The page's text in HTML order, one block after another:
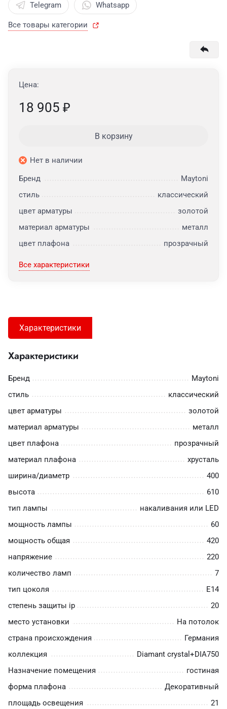
Telegram Whatsapp
Все товары категории
Цена:
18 905 ₽
В корзину
Нет в наличии
Бренд
Maytoni
стиль
классический
цвет арматуры
золотой
материал арматуры
металл
цвет плафона
прозрачный
Все характеристики
Характеристики
Характеристики
Бренд
Maytoni
стиль
классический
цвет арматуры
золотой
материал арматуры
металл
цвет плафона
прозрачный
материал плафона
хрусталь
ширина/диаметр
400
высота
610
тип лампы
накаливания или LED
мощность лампы
60
мощность общая
420
напряжение
220
количество ламп
7
тип цоколя
E14
степень защиты ip
20
место установки
На потолок
страна происхождения
Германия
коллекция
Diamant crystal+DIA750
Назначение помещения
гостиная
форма плафона
Декоративный
площадь освещения
21